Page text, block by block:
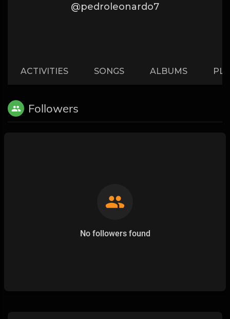
@pedroleonardo7
ACTIVITIES SONGS ALBUMS
Followers
No followers found